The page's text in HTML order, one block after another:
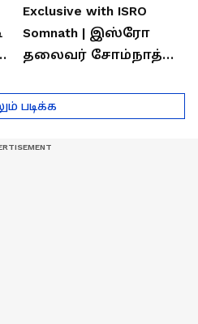
Exclusive with ISRO
Somnath | இஸ்ரோ
தலைவர் சோம்நாத்
நேர்காணல்! | Podcast
படிக்க